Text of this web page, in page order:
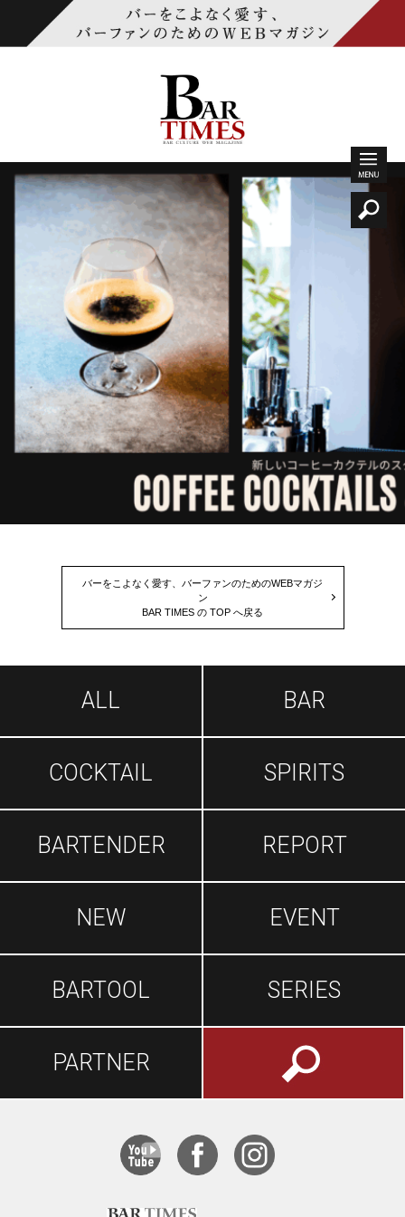
バーをこよなく愛す、バーファンのためのWEBマガジ
ン
BAR TIMES の TOP へ戻る
ALL BAR
COCKTAIL SPIRITS
BARTENDER REPORT
NEW EVENT
BARTOOL SERIES
PARTNER